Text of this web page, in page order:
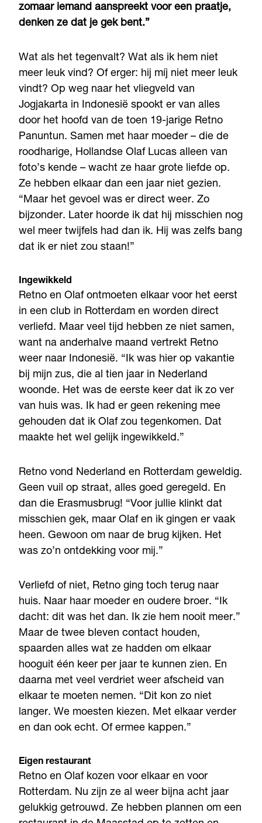
zomaar iemand aanspreekt voor een praatje,
denken ze dat je gek bent.”
Wat als het tegenvalt? Wat als ik hem niet
meer leuk vind? Of erger: hij míj niet meer leuk
vindt? Op weg naar het vliegveld van
Jogjakarta in Indonesië spookt er van alles
door het hoofd van de toen 19-jarige Retno
Panuntun. Samen met haar moeder – die de
roodharige, Hollandse Olaf Lucas alleen van
foto’s kende – wacht ze haar grote liefde op.
Ze hebben elkaar dan een jaar niet gezien.
“Maar het gevoel was er direct weer. Zo
bijzonder. Later hoorde ik dat hij misschien nog
wel meer twijfels had dan ik. Hij was zelfs bang
dat ik er niet zou staan!”
Ingewikkeld
Retno en Olaf ontmoeten elkaar voor het eerst
in een club in Rotterdam en worden direct
verliefd. Maar veel tijd hebben ze niet samen,
want na anderhalve maand vertrekt Retno
weer naar Indonesië. “Ik was hier op vakantie
bij mijn zus, die al tien jaar in Nederland
woonde. Het was de eerste keer dat ik zo ver
van huis was. Ik had er geen rekening mee
gehouden dat ik Olaf zou tegenkomen. Dat
maakte het wel gelijk ingewikkeld.”
Retno vond Nederland en Rotterdam geweldig.
Geen vuil op straat, alles goed geregeld. En
dan die Erasmusbrug! “Voor jullie klinkt dat
misschien gek, maar Olaf en ik gingen er vaak
heen. Gewoon om naar de brug kijken. Het
was zo’n ontdekking voor mij.”
Verliefd of niet, Retno ging toch terug naar
huis. Naar haar moeder en oudere broer. “Ik
dacht: dit was het dan. Ik zie hem nooit meer.”
Maar de twee bleven contact houden,
spaarden alles wat ze hadden om elkaar
hooguit één keer per jaar te kunnen zien. En
daarna met veel verdriet weer afscheid van
elkaar te moeten nemen. “Dit kon zo niet
langer. We moesten kiezen. Met elkaar verder
en dan ook echt. Of ermee kappen.”
Eigen restaurant
Retno en Olaf kozen voor elkaar en voor
Rotterdam. Nu zijn ze al weer bijna acht jaar
gelukkig getrouwd. Ze hebben plannen om een